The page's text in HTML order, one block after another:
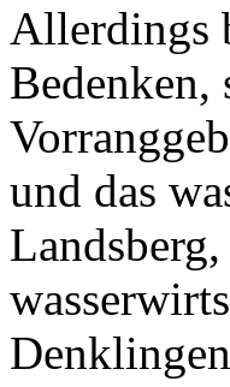
Allerdings
Bedenken,
und das